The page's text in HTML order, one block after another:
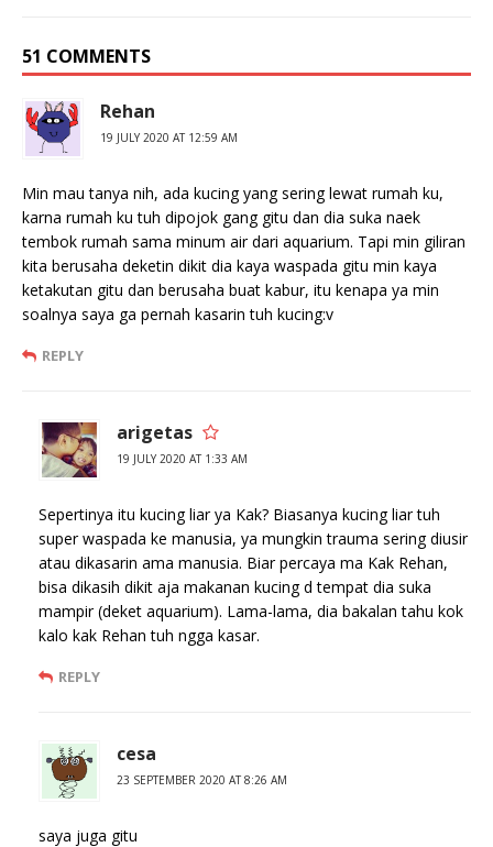
51 COMMENTS
Rehan
19 JULY 2020 AT 12:59 AM
Min mau tanya nih, ada kucing yang sering lewat rumah ku,
karna rumah ku tuh dipojok gang gitu dan dia suka naek
tembok rumah sama minum air dari aquarium. Tapi min giliran
kita berusaha deketin dikit dia kaya waspada gitu min kaya
ketakutan gitu dan berusaha buat kabur, itu kenapa ya min
soalnya saya ga pernah kasarin tuh kucing:v
REPLY
arigetas
19 JULY 2020 AT 1:33 AM
Sepertinya itu kucing liar ya Kak? Biasanya kucing liar tuh
super waspada ke manusia, ya mungkin trauma sering diusir
atau dikasarin ama manusia. Biar percaya ma Kak Rehan,
bisa dikasih dikit aja makanan kucing d tempat dia suka
mampir (deket aquarium). Lama-lama, dia bakalan tahu kok
kalo kak Rehan tuh ngga kasar.
REPLY
cesa
23 SEPTEMBER 2020 AT 8:26 AM
saya juga gitu